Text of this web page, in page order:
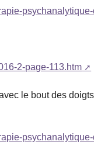
2-page-113.htm
le bout des